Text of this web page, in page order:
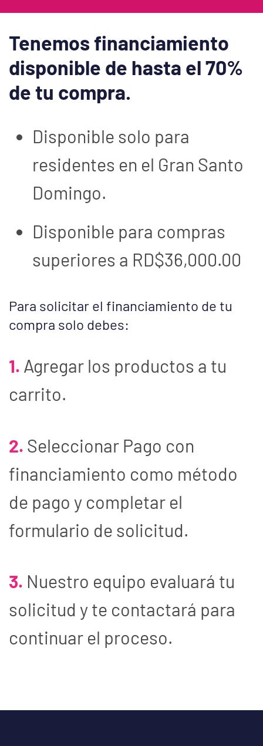
Tenemos financiamiento
disponible de hasta el 70%
de tu compra.
Disponible solo para
residentes en el Gran Santo
Domingo.
Disponible para compras
superiores a RD$36,000.00
Para solicitar el financiamiento de tu
compra solo debes:
1. Agregar los productos a tu
carrito.
2. Seleccionar Pago con
financiamiento como método
de pago y completar el
formulario de solicitud.
3. Nuestro equipo evaluará tu
solicitud y te contactará para
continuar el proceso.